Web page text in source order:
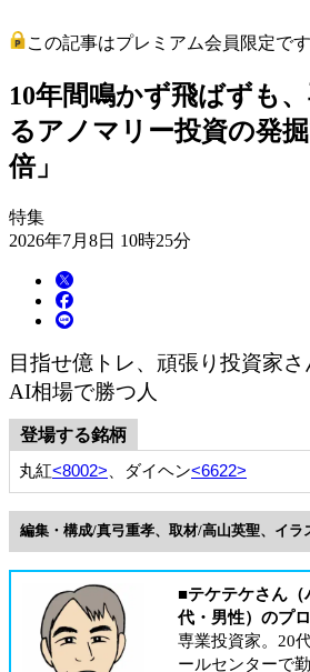
この記事はプレミアム会員限定です
10年間鳴かず飛ばずも
るアノマリー投資の発
倍」
特集
2026年7月8日 10時25分
目指せ億トレ、頑張り投資家
AI相場で勝つ人
登場する銘柄
丸紅<8002> 、ダイヘン<6622>
編集・構成/真弓重孝、取材/高山英聖、イラ
■テケテケさん（
代・男性）のプ
専業投資家。20
ールセンターで